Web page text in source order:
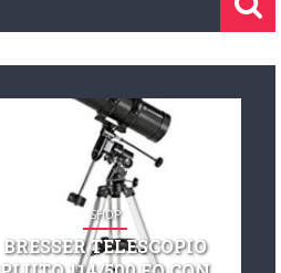
SHOP
BRESSER TELESCOPIO